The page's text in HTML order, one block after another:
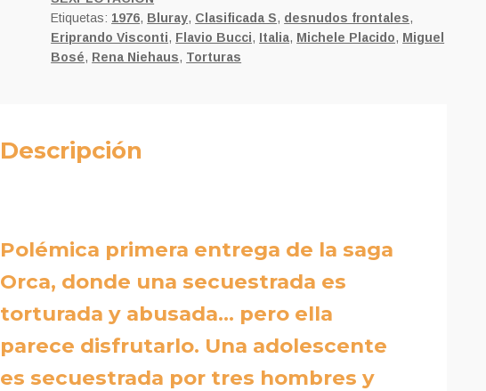
PROLETARIO
cantidad
Etiquetas: 1976, Bluray, Clasificada S, desnudos frontales,
Eriprando Visconti, Flavio Bucci, Italia, Michele Placido, Miguel
Bosé, Rena Niehaus, Torturas
Descripción
Polémica primera entrega de la saga
Orca, donde una secuestrada es
torturada y abusada… pero ella
parece disfrutarlo. Una adolescente
es secuestrada por tres hombres y